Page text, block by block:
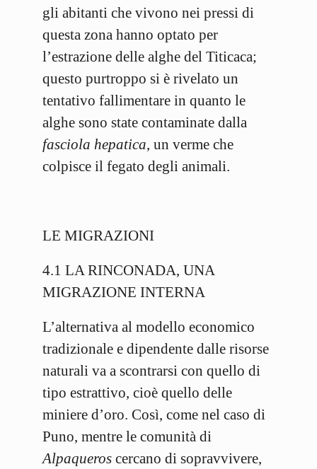
gli abitanti che vivono nei pressi di
questa zona hanno optato per
l’estrazione delle alghe del Titicaca;
questo purtroppo si è rivelato un
tentativo fallimentare in quanto le
alghe sono state contaminate dalla
fasciola hepatica, un verme che
colpisce il fegato degli animali.
LE MIGRAZIONI
4.1 LA RINCONADA, UNA
MIGRAZIONE INTERNA
L’alternativa al modello economico
tradizionale e dipendente dalle risorse
naturali va a scontrarsi con quello di
tipo estrattivo, cioè quello delle
miniere d’oro. Così, come nel caso di
Puno, mentre le comunità di
Alpaqueros cercano di sopravvivere,